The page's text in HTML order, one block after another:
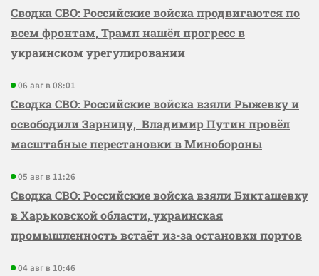
Сводка СВО: Российские войска продвигаются по
всем фронтам, Трамп нашёл прогресс в
украинском урегулировании
06 авг в 08:01
Сводка СВО: Российские войска взяли Рыжевку и
освободили Зарницу, Владимир Путин провёл
масштабные перестановки в Минобороны
05 авг в 11:26
Сводка СВО: Российские войска взяли Бикташевку
в Харьковской области, украинская
промышленность встаёт из-за остановки портов
04 авг в 10:46